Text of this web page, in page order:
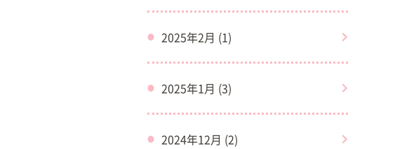
2025年2月 (1)
2025年1月 (3)
2024年12月 (2)